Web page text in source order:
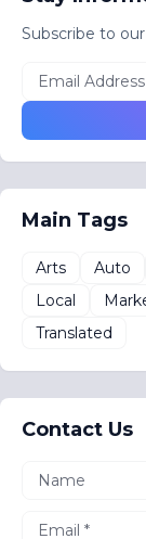
Subscribe to
Main Tags
Arts Auto
Local
Translated
Contact Us